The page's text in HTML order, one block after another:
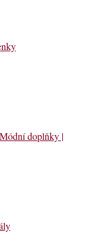
doplňky |